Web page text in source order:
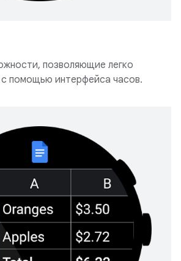
позволяющие легко
с помощью интерфейса часов.